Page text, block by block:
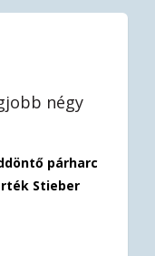
négy
párharc
Stieber